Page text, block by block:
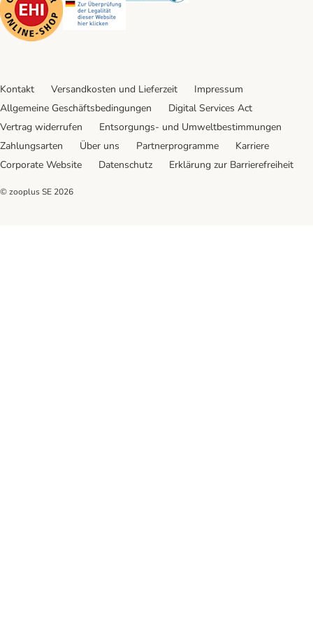
Kontakt Versandkosten und Lieferzeit
Impressum
Allgemeine Geschäftsbedingungen
Digital Services Act
Vertrag widerrufen
Entsorgungs- und Umweltbestimmungen
Zahlungsarten
Über uns Partnerprogramme
Karriere
Corporate Website
Datenschutz Erklärung zur Barrierefreiheit
© zooplus SE 2026